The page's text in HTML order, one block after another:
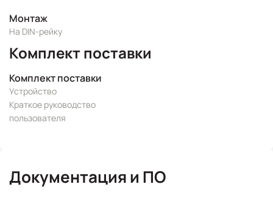
Монтаж
На DIN-рейку
Комплект поставки
Комплект поставки
Устройство
Краткое руководство
пользователя
Документация и ПО